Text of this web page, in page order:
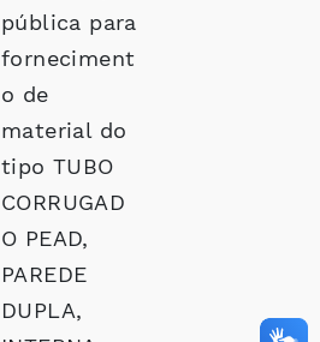
pública para
forneciment
o de
material do
tipo TUBO
CORRUGAD
O PEAD,
PAREDE
DUPLA,